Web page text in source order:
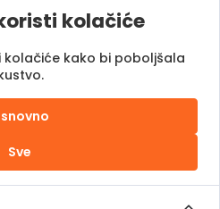
kolačiće
kako bi poboljšala
Sve